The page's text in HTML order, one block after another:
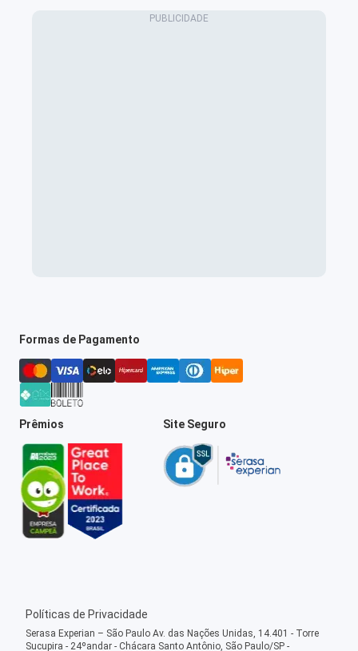
Formas de Pagamento
Prêmios Site Seguro
Políticas de Privacidade
Serasa Experian – São Paulo Av. das Nações Unidas, 14.401 - Torre
Sucupira - 24ºandar - Chácara Santo Antônio, São Paulo/SP -